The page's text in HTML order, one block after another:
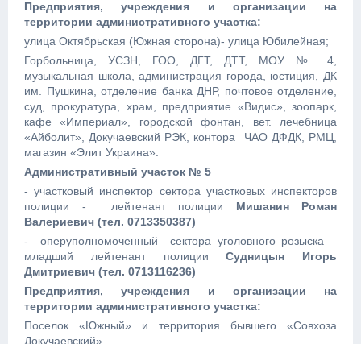
Предприятия, учреждения и организации на
территории административного участка:
улица Октябрьская (Южная сторона)- улица Юбилейная;
Горбольница, УСЗН, ГОО, ДГТ, ДТТ, МОУ № 4,
музыкальная школа, администрация города, юстиция, ДК
им. Пушкина, отделение банка ДНР, почтовое отделение,
суд, прокуратура, храм, предприятие «Видис», зоопарк,
кафе «Империал», городской фонтан, вет. лечебница
«Айболит», Докучаевский РЭК, контора ЧАО ДФДК, РМЦ,
магазин «Элит Украина».
Административный участок № 5
- участковый инспектор сектора участковых инспекторов
полиции - лейтенант полиции Мишанин Роман
Валериевич (тел. 0713350387)
- оперуполномоченный сектора уголовного розыска –
младший лейтенант полицииСудницын Игорь
Дмитриевич (тел. 0713116236)
Предприятия, учреждения и организации на
территории административного участка:
Поселок «Южный» и территория бывшего «Совхоза
Докучаевский»